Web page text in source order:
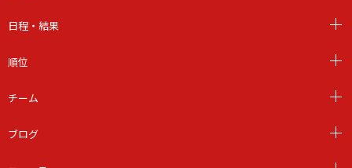
日程・結果
順位
チーム
ブログ